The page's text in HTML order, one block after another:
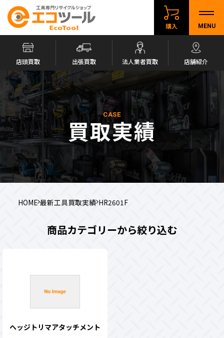
購入 MENU
店頭買取 出張買取 法人業者買取 店舗紹介
CASE
買取実績
HOME 最新工具買取実績 HR2601F
商品カテゴリーから絞り込む
ヘッジトリマアタッチメント